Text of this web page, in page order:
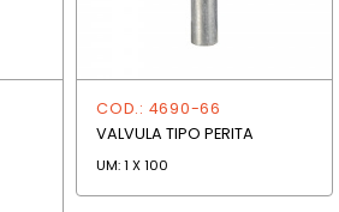
COD.: 4690-66
VALVULA TIPO PERITA
UM: 1 X 100